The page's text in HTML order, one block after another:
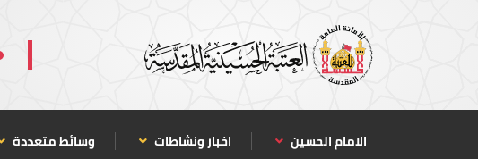
الامام الحسين اخبار ونشاطات وسائط متعددة